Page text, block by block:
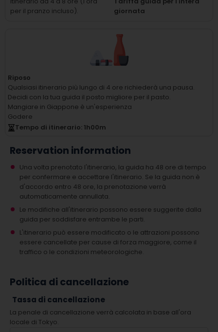
per il pranzo incluso).
giornata
Riposo
Qualsiasi itinerario più lungo di 4 ore richiederà una pausa.
Decidi con la tua guida il posto migliore per il pasto.
Mangiare in Giappone è un'esperienza
Godere
Tempo di itinerario: 1h00m
Reservation information
Una volta prenotato l'itinerario, la guida ha 48 ore di tempo
per confermare e accettare l'itinerario. Se la guida non è
d'accordo entro 48 ore, la prenotazione verrà
automaticamente annullata.
Le modifiche all'itinerario possono essere suggerite dalla
guida per soddisfare entrambe le parti.
L'itinerario può essere modificato o le attrazioni possono
essere cancellate per cause di forza maggiore, come il
traffico o le condizioni meteorologiche.
Politica di cancellazione
Tassa di cancellazione
La penale di cancellazione verrà calcolata in base all'ora
locale di Tokyo.